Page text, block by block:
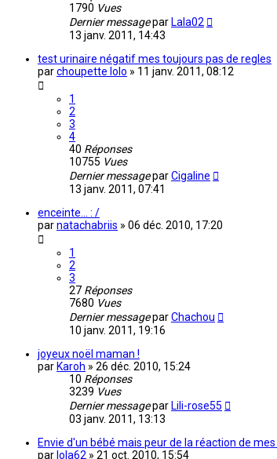
1790 Vues
Dernier messagepar Lala02
13 janv. 2011, 14:43
test urinaire négatif mes toujours pas de regles
parchoupette lolo » 11 janv. 2011, 08:12
1
2
3
4
40 Réponses
10755 Vues
Dernier messageparCigaline
13 janv. 2011, 07:41
enceinte... : /
parnatachabriis » 06 déc. 2010, 17:20
1
2
3
27 Réponses
7680 Vues
Dernier messageparChachou
10 janv. 2011, 19:16
joyeux noël maman !
par Karoh » 26 déc. 2010, 15:24
10 Réponses
3239 Vues
Dernier messagepar Lili-rose55
03 janv. 2011, 13:13
Envie d'un bébé mais peur de la réaction de
par lola62 » 21 oct. 2010, 15:54